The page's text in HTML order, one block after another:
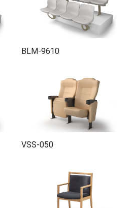
BLM-9610
VSS-050